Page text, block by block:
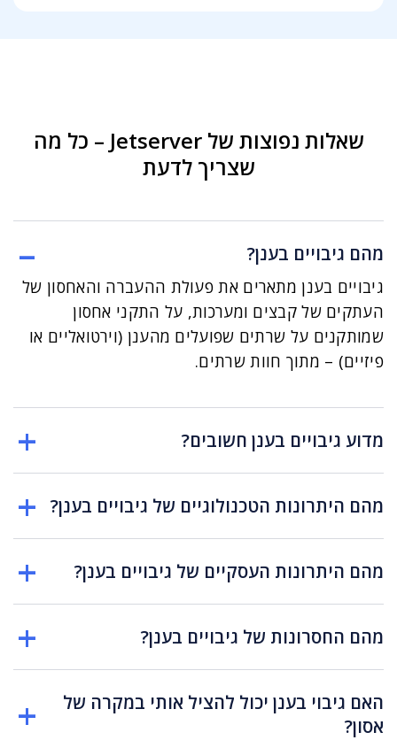
שאלות נפוצות של Jetserver – כל מה
שצריך לדעת
מהם גיבויים בענן?
גיבויים בענן מתארים את פעולת ההעברה והאחסון של
העתקים של קבצים ומערכות, על התקני אחסון
שמותקנים על שרתים שפועלים מהענן (וירטואליים או
פיזיים) – מתוך חוות שרתים.
מדוע גיבויים בענן חשובים?
מהם היתרונות הטכנולוגיים של גיבויים בענן?
מהם היתרונות העסקיים של גיבויים בענן?
מהם החסרונות של גיבויים בענן?
האם גיבוי בענן יכול להציל אותי במקרה של
אסון?